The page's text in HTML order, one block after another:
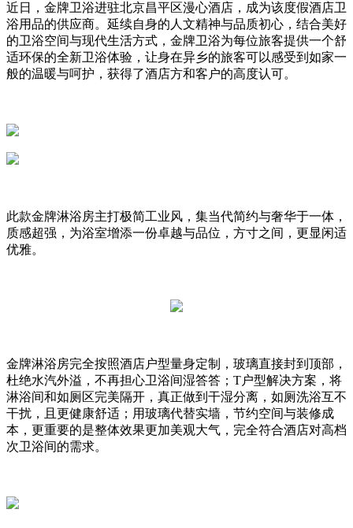
近日，金牌卫浴进驻北京昌平区漫心酒店，成为该度假酒店卫
浴用品的供应商。延续自身的人文精神与品质初心，结合美好
的卫浴空间与现代生活方式，金牌卫浴为每位旅客提供一个舒
适环保的全新卫浴体验，让身在异乡的旅客可以感受到如家一
般的温暖与呵护，获得了酒店方和客户的高度认可。
此款金牌淋浴房主打极简工业风， 集当代简约与奢华于一体，
质感超强， 为浴室增添一份卓越与品位，方寸之间，更显闲适
优雅。
金牌淋浴房完全按照酒店户型量身定制，玻璃直接封到顶部，
杜绝水汽外溢，不再担心卫浴间湿答答； T户型解决方案，将
淋浴间和如厕区完美隔开，真正做到干湿分离，如厕洗浴互不
干扰，且更健康舒适；用玻璃代替实墙，节约空间与装修成
本，更重要的是整体效果更加美观大气，完全符合酒店对高档
次卫浴间的需求。